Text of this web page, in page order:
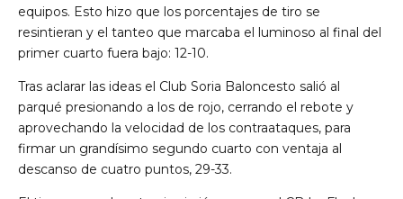
equipos. Esto hizo que los porcentajes de tiro se
resintieran y el tanteo que marcaba el luminoso al final del
primer cuarto fuera bajo: 12-10.
Tras aclarar las ideas el Club Soria Baloncesto salió al
parqué presionando a los de rojo, cerrando el rebote y
aprovechando la velocidad de los contraataques, para
firmar un grandísimo segundo cuarto con ventaja al
descanso de cuatro puntos, 29-33.